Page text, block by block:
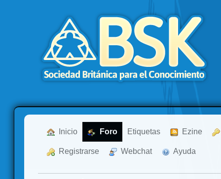
Inicio Foro Etiquetas Ezine
Registrarse Webchat Ayuda